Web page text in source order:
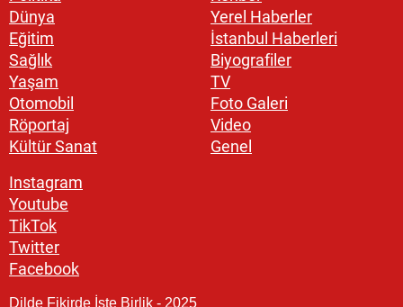
Dünya
Eğitim
Sağlık
Yaşam
Otomobil
Röportaj
Kültür Sanat
Yerel Haberler
İstanbul Haberleri
Biyografiler
TV
Foto Galeri
Video
Genel
Instagram
Youtube
TikTok
Twitter
Facebook
Dilde Fikirde İşte Birlik - 2025